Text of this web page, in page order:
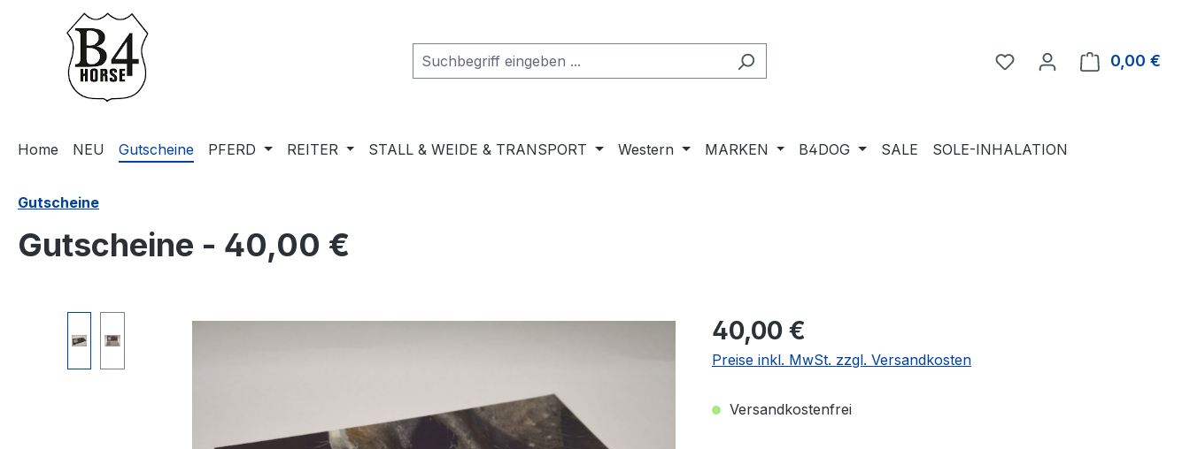
Hauptinhalt springen
Zur Suche springen
Zur Hauptnavigation springen
Du hast 0 Produkte auf
0,00 €
Home NEU Gutscheine PFERD REITER STALL & WEIDE & TRANSPORT Western MARKEN B4DOG SALE SOLE-INHALATION
Gutscheine
Gutscheine - 40,00 €
Regulärer Preis:
40,00 €
Preise inkl. MwSt. zzgl. Versandkosten
Versandkostenfrei